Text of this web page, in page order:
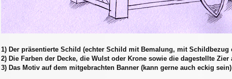
1) Der präsentierte Schild (echter Schild mit Bemalung, mit
2) Die Farben der Decke, die Wulst oder Krone sowie die dagestellte Zier
3) Das Motiv auf dem mitgebrachten Banner (kann gerne auch eckig sein)